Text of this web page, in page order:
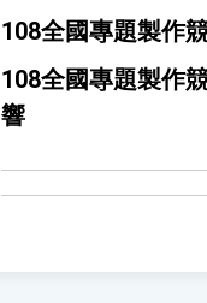
108全國專題製作
108全國專題製作
響